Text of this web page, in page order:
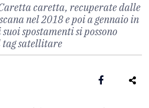
caretta, recuperate dalle
nel 2018 e poi a gennaio in
spostamenti si possono
tag satellitare